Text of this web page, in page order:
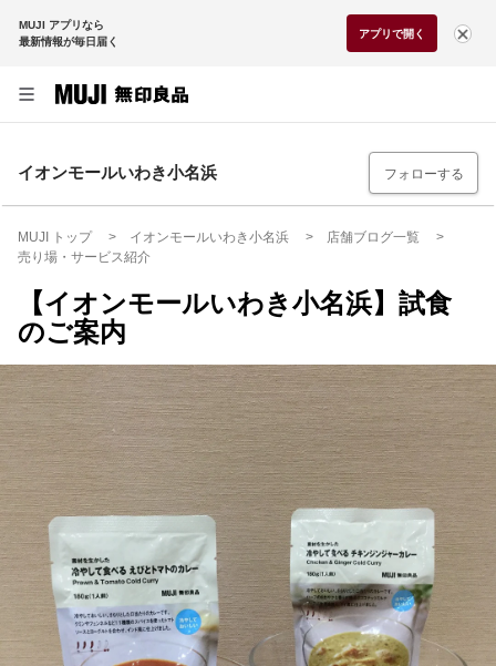
MUJI アプリなら
最新情報が毎日届く
アプリで開く
イオンモールいわき小名浜 フォローする
MUJI トップ イオンモールいわき小名浜
店舗ブログ一覧
売り場・サービス紹介
【イオンモールいわき小名浜】試食
のご案内